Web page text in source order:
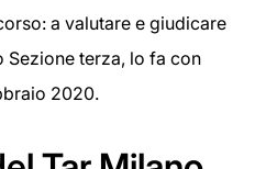
a valutare e giudicare
Sezione terza, lo fa con
2020.